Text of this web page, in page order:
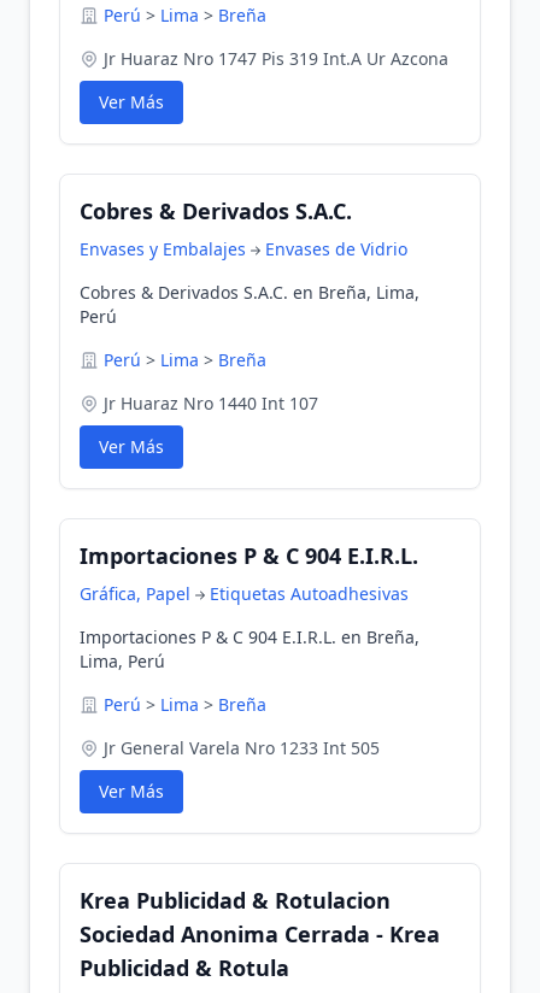
Perú > Lima > Breña
Jr Huaraz Nro 1747 Pis 319 Int.A Ur Azcona
Ver Más
Cobres & Derivados S.A.C.
Envases y Embalajes
Envases de Vidrio
Cobres & Derivados S.A.C. en Breña, Lima,
Perú
Perú > Lima > Breña
Jr Huaraz Nro 1440 Int 107
Ver Más
Importaciones P & C 904 E.I.R.L.
Gráfica, Papel
Etiquetas Autoadhesivas
Importaciones P & C 904 E.I.R.L. en Breña,
Lima, Perú
Perú > Lima > Breña
Jr General Varela Nro 1233 Int 505
Ver Más
Krea Publicidad & Rotulacion
Sociedad Anonima Cerrada - Krea
Publicidad & Rotula